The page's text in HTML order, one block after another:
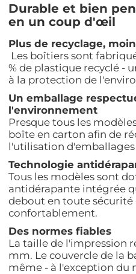
Durable et bien
en un coup d'œil
Plus de recyclage,
Les boîtiers sont
% de plastique recyclé -
à la protection de
Un emballage
l'environnement
Presque tous les
boîte en carton afin de
l'utilisation d'emballages
Technologie
Tous les modèles sont
antidérapante intégrée
debout en toute sécurité
confortablement.
Des normes fiables
La taille de l'impression
mm. Le couvercle de la
même - à l'exception du